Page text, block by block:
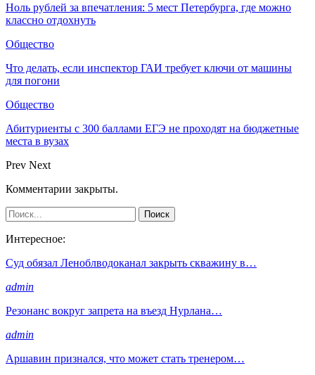
Ноль рублей за впечатления: 5 мест Петербурга, где можно
классно отдохнуть
Общество
Что делать, если инспектор ГАИ требует ключи от машины
для погони
Общество
Абитуриенты с 300 баллами ЕГЭ не проходят на бюджетные
места в вузах
Prev Next
Комментарии закрыты.
Интересное:
Суд обязал Леноблводоканал закрыть скважину в…
admin
Резонанс вокруг запрета на въезд Нурлана…
admin
Аршавин признался, что может стать тренером…